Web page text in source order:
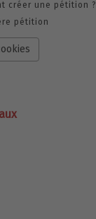
créer une pétition ?
pétition